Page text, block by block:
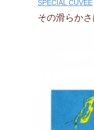
SPECIAL CUVEE
その滑らかさ